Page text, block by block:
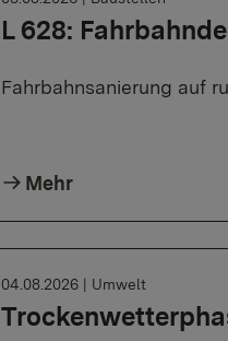
L 628:
Fahrbahnsanierung auf
Mehr
04.08.2026 | Umwelt